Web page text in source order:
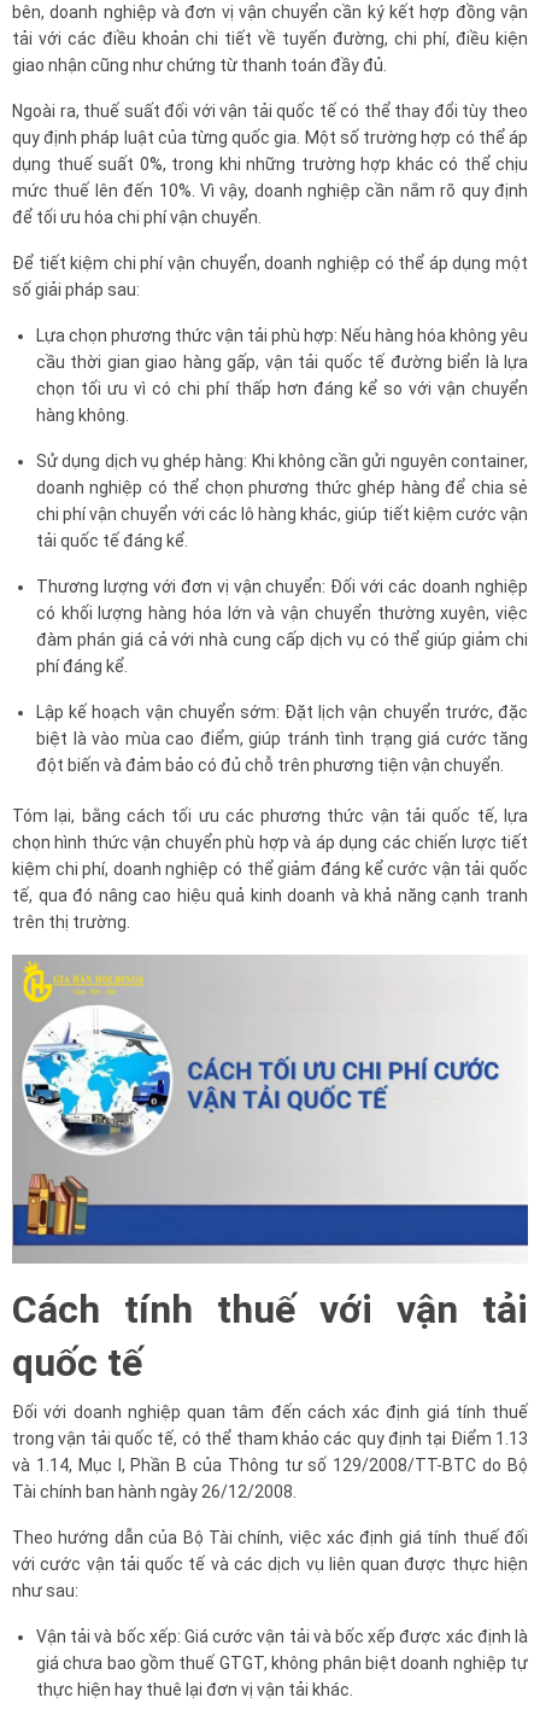
bên, doanh nghiệp và đơn vị vận chuyển cần ký kết hợp đồng vận
tải với các điều khoản chi tiết về tuyến đường, chi phí, điều kiện
giao nhận cũng như chứng từ thanh toán đầy đủ.
Ngoài ra, thuế suất đối với vận tải quốc tế có thể thay đổi tùy theo
quy định pháp luật của từng quốc gia. Một số trường hợp có thể áp
dụng thuế suất 0%, trong khi những trường hợp khác có thể chịu
mức thuế lên đến 10%. Vì vậy, doanh nghiệp cần nắm rõ quy định
để tối ưu hóa chi phí vận chuyển.
Để tiết kiệm chi phí vận chuyển, doanh nghiệp có thể áp dụng một
số giải pháp sau:
Lựa chọn phương thức vận tải phù hợp: Nếu hàng hóa không yêu
cầu thời gian giao hàng gấp, vận tải quốc tế đường biển là lựa
chọn tối ưu vì có chi phí thấp hơn đáng kể so với vận chuyển
hàng không.
Sử dụng dịch vụ ghép hàng: Khi không cần gửi nguyên container,
doanh nghiệp có thể chọn phương thức ghép hàng để chia sẻ
chi phí vận chuyển với các lô hàng khác, giúp tiết kiệm cước vận
tải quốc tế đáng kể.
Thương lượng với đơn vị vận chuyển: Đối với các doanh nghiệp
có khối lượng hàng hóa lớn và vận chuyển thường xuyên, việc
đàm phán giá cả với nhà cung cấp dịch vụ có thể giúp giảm chi
phí đáng kể.
Lập kế hoạch vận chuyển sớm: Đặt lịch vận chuyển trước, đặc
biệt là vào mùa cao điểm, giúp tránh tình trạng giá cước tăng
đột biến và đảm bảo có đủ chỗ trên phương tiện vận chuyển.
Tóm lại, bằng cách tối ưu các phương thức vận tải quốc tế, lựa
chọn hình thức vận chuyển phù hợp và áp dụng các chiến lược tiết
kiệm chi phí, doanh nghiệp có thể giảm đáng kể cước vận tải quốc
tế, qua đó nâng cao hiệu quả kinh doanh và khả năng cạnh tranh
trên thị trường.
Cách tính thuế với vận tải
quốc tế
Đối với doanh nghiệp quan tâm đến cách xác định giá tính thuế
trong vận tải quốc tế, có thể tham khảo các quy định tại Điểm 1.13
và 1.14, Mục I, Phần B của Thông tư số 129/2008/TT-BTC do Bộ
Tài chính ban hành ngày 26/12/2008.
Theo hướng dẫn của Bộ Tài chính, việc xác định giá tính thuế đối
với cước vận tải quốc tế và các dịch vụ liên quan được thực hiện
như sau:
Vận tải và bốc xếp: Giá cước vận tải và bốc xếp được xác định là
giá chưa bao gồm thuế GTGT, không phân biệt doanh nghiệp tự
thực hiện hay thuê lại đơn vị vận tải khác.